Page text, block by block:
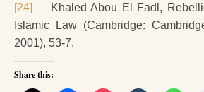
[24]
Khaled Abou El Fadl,
Islamic Law (Cambridge:
2001), 53-7.
Share this: